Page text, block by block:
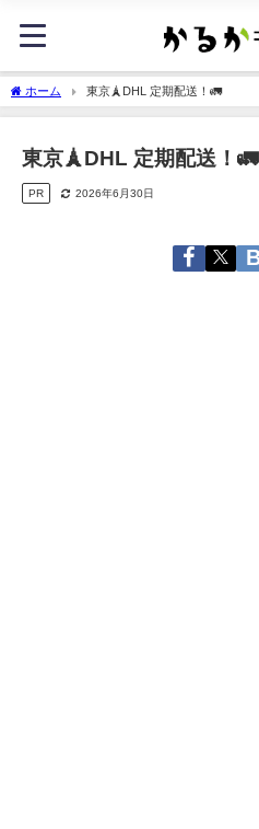
ホーム 東京🗼DHL 定期配送！🚛
東京🗼DHL 定期配送！🚛
PR 2026年6月30日